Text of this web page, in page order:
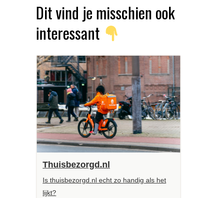
Dit vind je misschien ook
interessant
Thuisbezorgd.nl
Is thuisbezorgd.nl echt zo handig als het
lijkt?